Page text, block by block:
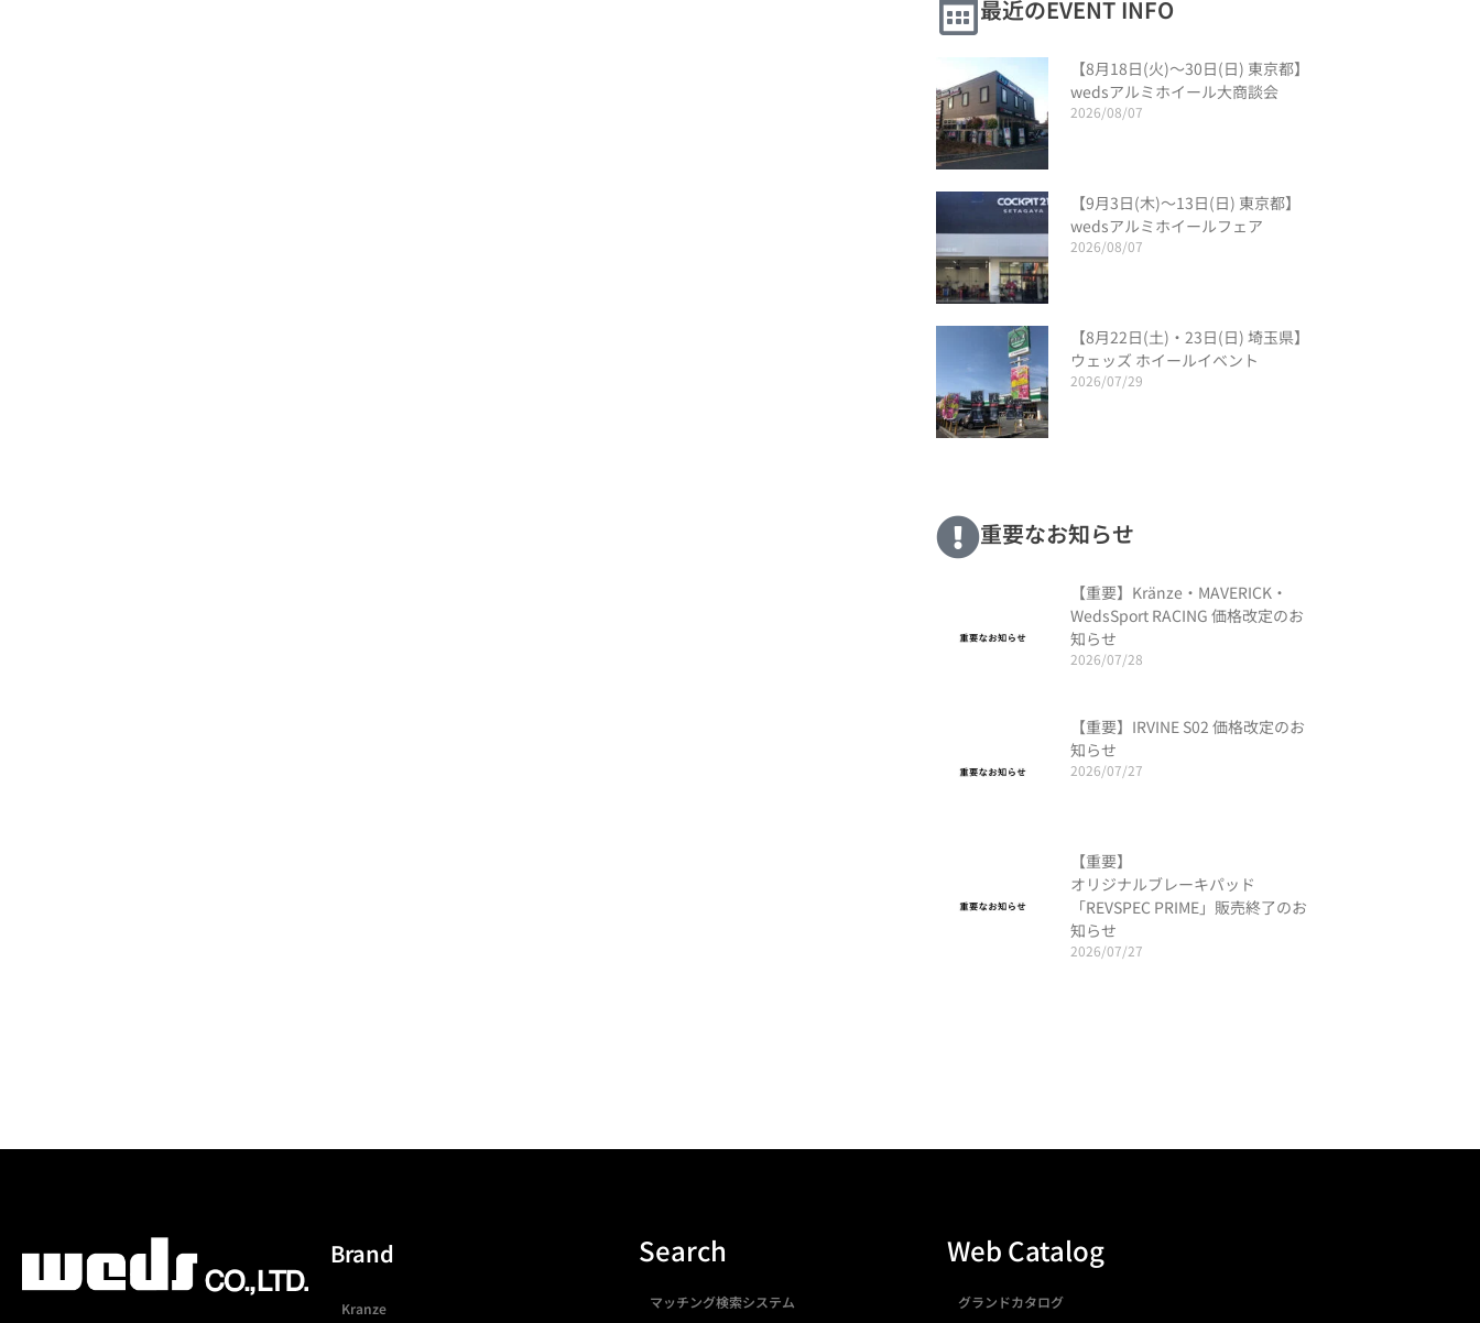
最近のEVENT INFO
【8月18日(火)〜30日(日) 東京都】
wedsアルミホイール大商談会
2026/08/07
【9月3日(木)〜13日(日) 東京都】
wedsアルミホイールフェア
2026/08/07
【8月22日(土)・23日(日) 埼玉県】
ウェッズ ホイールイベント
2026/07/29
重要なお知らせ
【重要】Kränze・MAVERICK・
WedsSport RACING 価格改定のお
知らせ
2026/07/28
【重要】IRVINE S02 価格改定のお
知らせ
2026/07/27
【重要】
オリジナルブレーキパッド
「REVSPEC PRIME」販売終了のお
知らせ
2026/07/27
Brand
Kranze
Search
マッチング検索システム
Web Catalog
グランドカタログ